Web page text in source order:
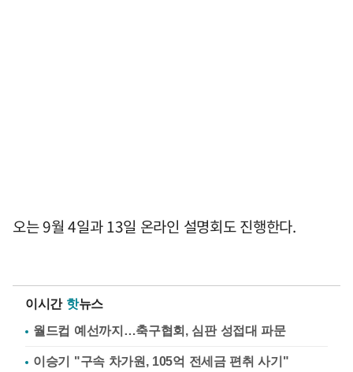
오는 9월 4일과 13일 온라인 설명회도 진행한다.
이시간 핫뉴스
월드컵 예선까지…축구협회, 심판 성접대 파문
이승기 "구속 차가원, 105억 전세금 편취 사기"